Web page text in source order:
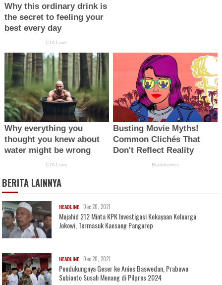
BERITA LAINNYA
HEADLINE Dec 20, 2021
Mujahid 212 Minta KPK Investigasi Kekayaan Keluarga
Jokowi, Termasuk Kaesang Pangarep
HEADLINE Dec 20, 2021
Pendukungnya Geser ke Anies Baswedan, Prabowo
Subianto Susah Menang di Pilpres 2024